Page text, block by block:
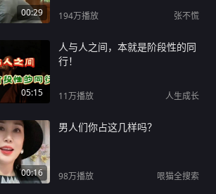
00:29 194万播放 张不慌
05:15
人与人之间，本就是阶段性的同
行！
11万播放 人生成长
00:16
男人们你占这几样吗？
98万播放 哏猫全搜索